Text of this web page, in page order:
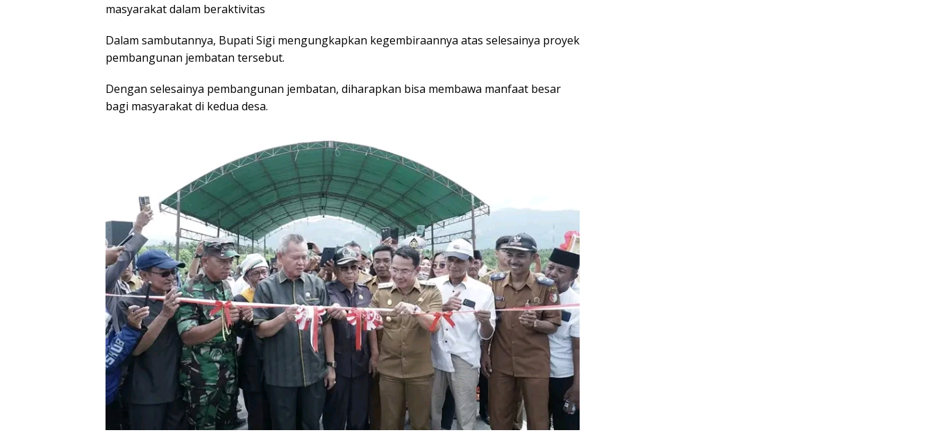
masyarakat dalam beraktivitas
Dalam sambutannya, Bupati Sigi mengungkapkan kegembiraannya atas selesainya proyek
pembangunan jembatan tersebut.
Dengan selesainya pembangunan jembatan, diharapkan bisa membawa manfaat besar
bagi masyarakat di kedua desa.